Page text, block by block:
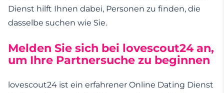
Dienst hilft Ihnen dabei, Personen zu finden, die
dasselbe suchen wie Sie.
Melden Sie sich bei lovescout24 an,
um Ihre Partnersuche zu beginnen
lovescout24 ist ein erfahrener Online Dating Dienst